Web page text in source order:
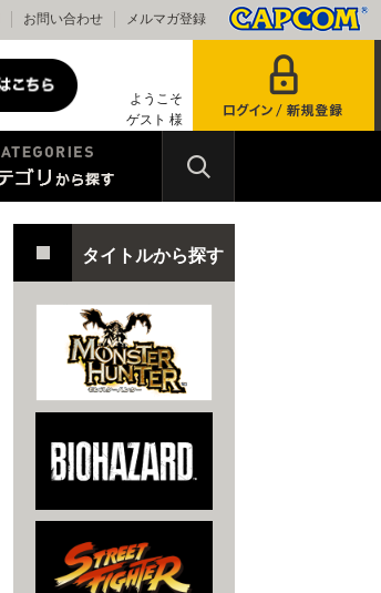
お問い合わせ メルマガ登録
ようこそ
ゲスト 様
タイトルから探す